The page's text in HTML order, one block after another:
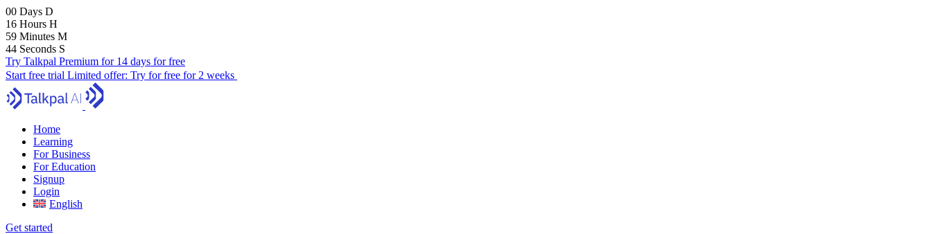
00 Days D
16 Hours H
59 Minutes M
43 Seconds S
Try Talkpal Premium for 14 days for free
Start free trial Limited offer: Try for free for 2 weeks
Home
Learning
For Business
For Education
Signup
Login
English
Get started